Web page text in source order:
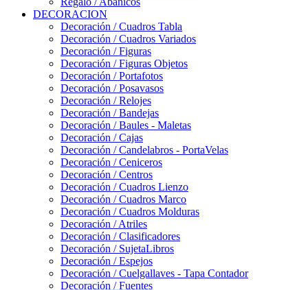
DECORACION
Decoración / Cuadros Tabla
Decoración / Cuadros Variados
Decoración / Figuras
Decoración / Figuras Objetos
Decoración / Portafotos
Decoración / Posavasos
Decoración / Relojes
Decoración / Bandejas
Decoración / Baules - Maletas
Decoración / Cajas
Decoración / Candelabros - PortaVelas
Decoración / Ceniceros
Decoración / Centros
Decoración / Cuadros Lienzo
Decoración / Cuadros Marco
Decoración / Cuadros Molduras
Decoración / Atriles
Decoración / Clasificadores
Decoración / SujetaLibros
Decoración / Espejos
Decoración / Cuelgallaves - Tapa Contador
Decoración / Fuentes